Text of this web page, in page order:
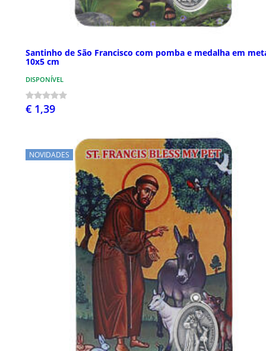
Santinho de São Francisco com pomba e medalha em
10x5 cm
DISPONÍVEL
€ 1,39
NOVIDADES